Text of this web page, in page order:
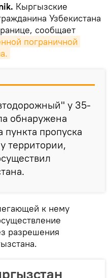
Кыргызские
Узбекистана
сообщает
пограничной
у 35-
обнаружена
пропуска
территории,
к нему
разрешения